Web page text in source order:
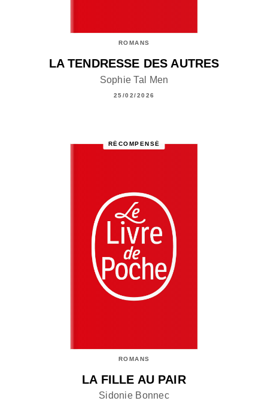
ROMANS
LA TENDRESSE DES AUTRES
Sophie Tal Men
25/02/2026
RÉCOMPENSÉ
ROMANS
LA FILLE AU PAIR
Sidonie Bonnec